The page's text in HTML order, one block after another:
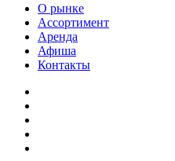
О рынке
Ассортимент
Аренда
Афиша
Контакты